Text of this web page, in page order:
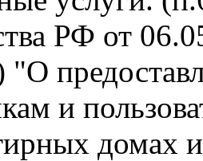
РФ от
"О
и